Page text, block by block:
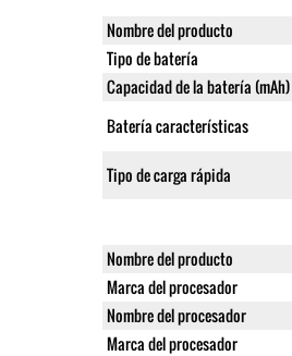
Nombre del producto
Tipo de batería
Capacidad de la batería (mAh)
Batería características
Tipo de carga rápida
Nombre del producto
Marca del procesador
Nombre del procesador
Marca del procesador